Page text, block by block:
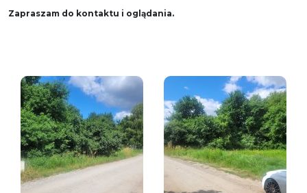
Zapraszam do kontaktu i oglądania.